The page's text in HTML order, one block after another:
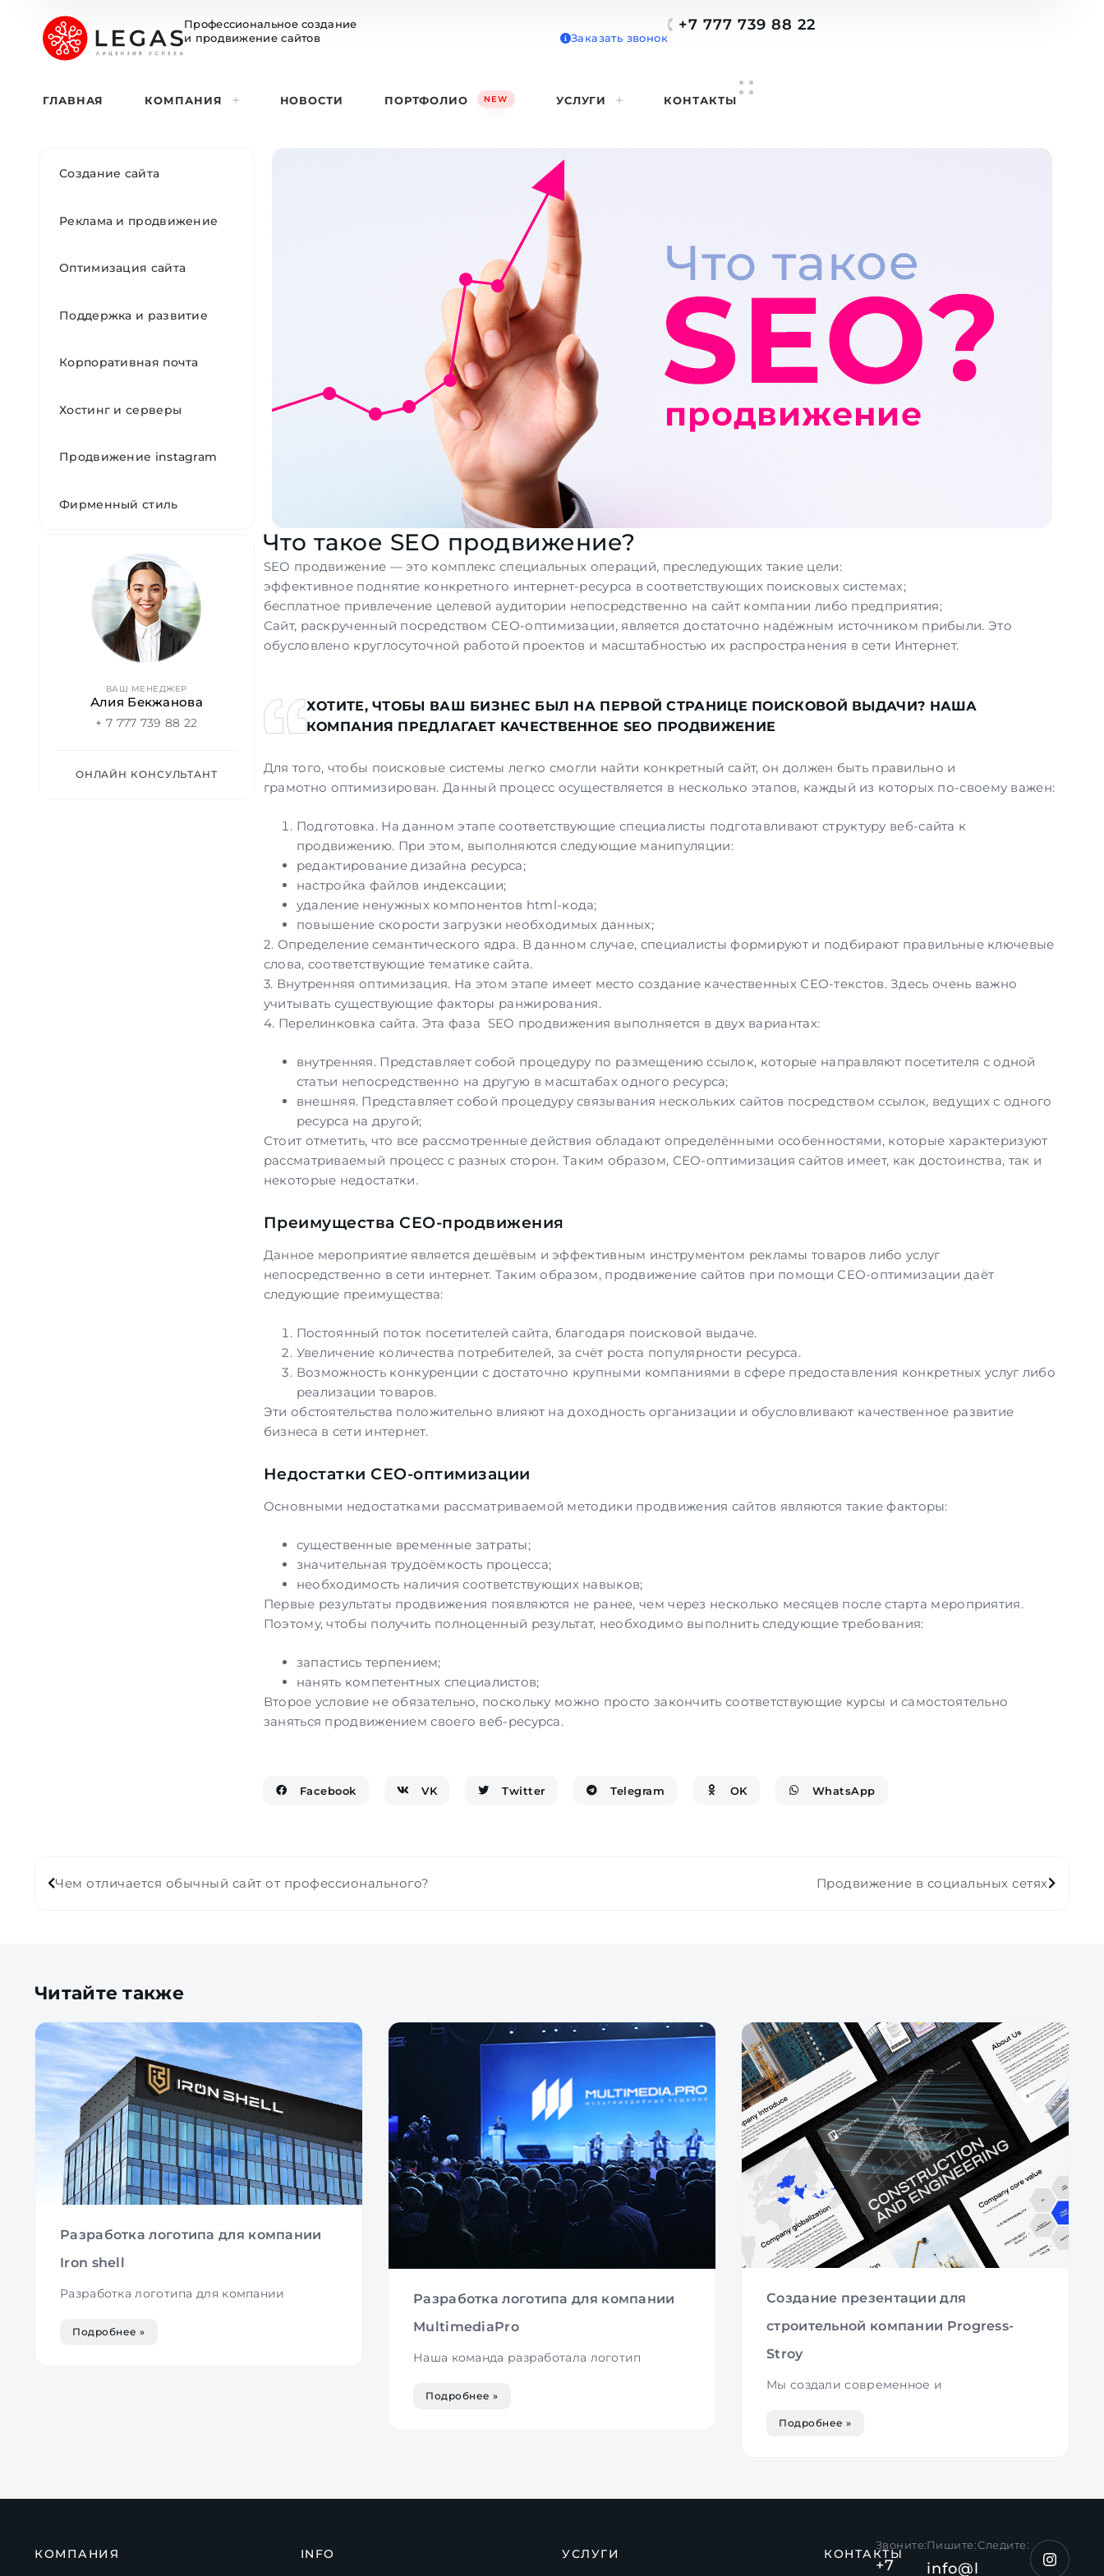
Профессиональное создание
и продвижение сайтов
Заказать звонок
+7 777 739 88 22
Телефон • WhatsApp
+7 777 739 88 22
ГЛАВНАЯ КОМПАНИЯ НОВОСТИ ПОРТФОЛИО NEW УСЛУГИ КОНТАКТЫ
Создание сайта
Реклама и продвижение
Оптимизация сайта
Поддержка и развитие
Корпоративная почта
Хостинг и серверы
Продвижение instagram
Фирменный стиль
ВАШ МЕНЕДЖЕР
Алия Бекжанова
+ 7 777 739 88 22
ОНЛАЙН КОНСУЛЬТАНТ
Что такое SEO продвижение?
SEO продвижение — это комплекс специальных операций, преследующих такие цели:
эффективное поднятие конкретного интернет-ресурса в соответствующих поисковых системах;
бесплатное привлечение целевой аудитории непосредственно на сайт компании либо предприятия;
Сайт, раскрученный посредством СЕО-оптимизации, является достаточно надёжным источником прибыли. Это
обусловлено круглосуточной работой проектов и масштабностью их распространения в сети Интернет.
ХОТИТЕ, ЧТОБЫ ВАШ БИЗНЕС БЫЛ НА ПЕРВОЙ СТРАНИЦЕ ПОИСКОВОЙ ВЫДАЧИ? НАША
КОМПАНИЯ ПРЕДЛАГАЕТ КАЧЕСТВЕННОЕ SEO ПРОДВИЖЕНИЕ
Для того, чтобы поисковые системы легко смогли найти конкретный сайт, он должен быть правильно и
грамотно оптимизирован. Данный процесс осуществляется в несколько этапов, каждый из которых по-своему важен:
Подготовка. На данном этапе соответствующие специалисты подготавливают структуру веб-сайта к
продвижению. При этом, выполняются следующие манипуляции:
редактирование дизайна ресурса;
настройка файлов индексации;
удаление ненужных компонентов html-кода;
повышение скорости загрузки необходимых данных;
2. Определение семантического ядра. В данном случае, специалисты формируют и подбирают правильные ключевые
слова, соответствующие тематике сайта.
3. Внутренняя оптимизация. На этом этапе имеет место создание качественных СЕО-текстов. Здесь очень важно
учитывать существующие факторы ранжирования.
4. Перелинковка сайта. Эта фаза SEO продвижения выполняется в двух вариантах:
внутренняя. Представляет собой процедуру по размещению ссылок, которые направляют посетителя с одной
статьи непосредственно на другую в масштабах одного ресурса;
внешняя. Представляет собой процедуру связывания нескольких сайтов посредством ссылок, ведущих с одного
ресурса на другой;
Стоит отметить, что все рассмотренные действия обладают определёнными особенностями, которые характеризуют
рассматриваемый процесс с разных сторон. Таким образом, СЕО-оптимизация сайтов имеет, как достоинства, так и
некоторые недостатки.
Преимущества СЕО-продвижения
Данное мероприятие является дешёвым и эффективным инструментом рекламы товаров либо услуг
непосредственно в сети интернет. Таким образом, продвижение сайтов при помощи СЕО-оптимизации даёт
следующие преимущества:
Постоянный поток посетителей сайта, благодаря поисковой выдаче.
Увеличение количества потребителей, за счёт роста популярности ресурса.
Возможность конкуренции с достаточно крупными компаниями в сфере предоставления конкретных услуг либо
реализации товаров.
Эти обстоятельства положительно влияют на доходность организации и обусловливают качественное развитие
бизнеса в сети интернет.
Недостатки СЕО-оптимизации
Основными недостатками рассматриваемой методики продвижения сайтов являются такие факторы:
существенные временные затраты;
значительная трудоёмкость процесса;
необходимость наличия соответствующих навыков;
Первые результаты продвижения появляются не ранее, чем через несколько месяцев после старта мероприятия.
Поэтому, чтобы получить полноценный результат, необходимо выполнить следующие требования:
запастись терпением;
нанять компетентных специалистов;
Второе условие не обязательно, поскольку можно просто закончить соответствующие курсы и самостоятельно
заняться продвижением своего веб-ресурса.
Facebook VK Twitter Telegram OK WhatsApp
Чем отличается обычный сайт от профессионального? Продвижение в социальных сетях
Читайте также
Разработка логотипа для компании
Iron shell
Разработка логотипа для компании
Подробнее »
Разработка логотипа для компании
MultimediaPro
Наша команда разработала логотип
Подробнее »
Создание презентации для
строительной компании Progress-
Stroy
Мы создали современное и
Подробнее »
КОМПАНИЯ
INFO
УСЛУГИ
КОНТАКТЫ
Звоните:
+7
Пишите:
info@legas.kz
Следите: